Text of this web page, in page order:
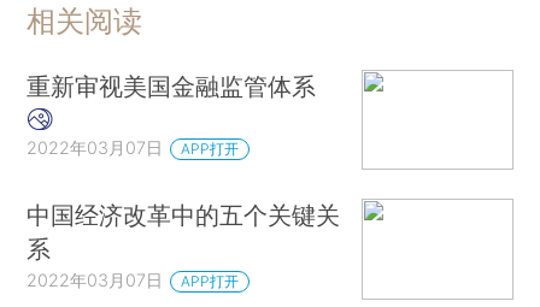
相关阅读
重新审视美国金融监管体系
2022年03月07日 APP打开
中国经济改革中的五个关键关
系
2022年03月07日 APP打开